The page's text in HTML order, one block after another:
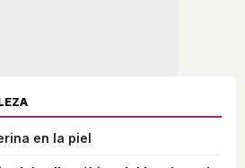
en la piel